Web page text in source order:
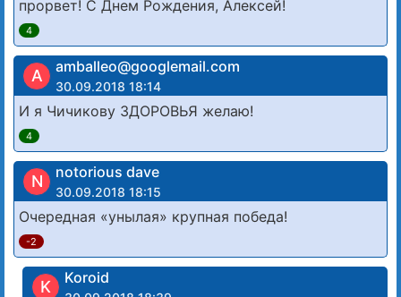
прорвет! С Днем Рождения, Алексей!
4
A amballeo@googlemail.com
30.09.2018 18:14
И я Чичикову ЗДОРОВЬЯ желаю!
4
N notorious dave
30.09.2018 18:15
Очередная «унылая» крупная победа!
-2
K Koroid